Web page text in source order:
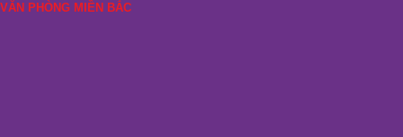
VĂN PHÒNG MIỀN BẮC